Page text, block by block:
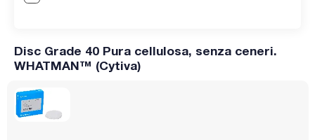
Disc Grade 40 Pura cellulosa, senza ceneri.
WHATMAN™ (Cytiva)